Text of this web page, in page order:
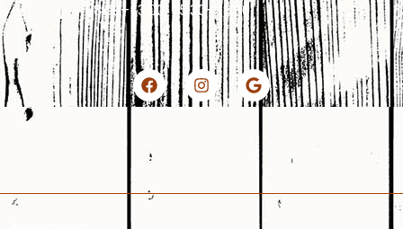
08:00–13:00, 15:30–18:30